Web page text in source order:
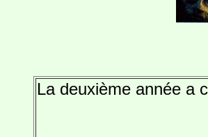
La deuxième année a